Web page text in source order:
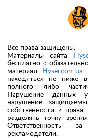
Все права защищены.
Материалы сайта
бесплатно с
материал
Hyser.com.ua
находиться не ниже
полного либо
Нарушение данных
нарушение
собственности и
разделять точку
Ответственность
рекламодатели.